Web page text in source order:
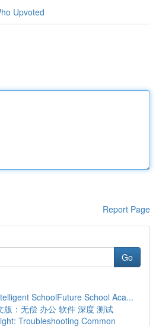
Upvoted
Report Page
Go
SchoolFuture School Aca...
版：无偿 办公 软件 深度 测试
Troubleshooting Common